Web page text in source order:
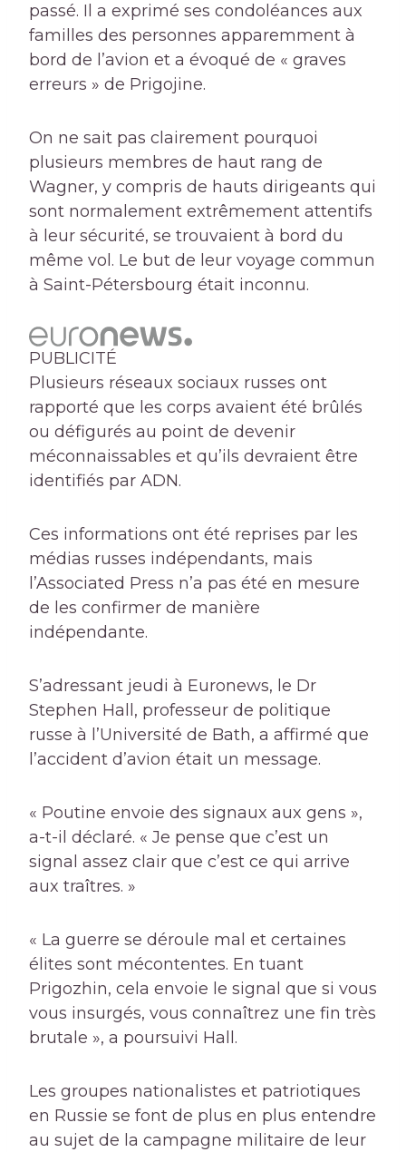
passé. Il a exprimé ses condoléances aux
familles des personnes apparemment à
bord de l’avion et a évoqué de « graves
erreurs » de Prigojine.
On ne sait pas clairement pourquoi
plusieurs membres de haut rang de
Wagner, y compris de hauts dirigeants qui
sont normalement extrêmement attentifs
à leur sécurité, se trouvaient à bord du
même vol. Le but de leur voyage commun
à Saint-Pétersbourg était inconnu.
PUBLICITÉ
Plusieurs réseaux sociaux russes ont
rapporté que les corps avaient été brûlés
ou défigurés au point de devenir
méconnaissables et qu’ils devraient être
identifiés par ADN.
Ces informations ont été reprises par les
médias russes indépendants, mais
l’Associated Press n’a pas été en mesure
de les confirmer de manière
indépendante.
S’adressant jeudi à Euronews, le Dr
Stephen Hall, professeur de politique
russe à l’Université de Bath, a affirmé que
l’accident d’avion était un message.
« Poutine envoie des signaux aux gens »,
a-t-il déclaré. « Je pense que c’est un
signal assez clair que c’est ce qui arrive
aux traîtres. »
« La guerre se déroule mal et certaines
élites sont mécontentes. En tuant
Prigozhin, cela envoie le signal que si vous
vous insurgés, vous connaîtrez une fin très
brutale », a poursuivi Hall.
Les groupes nationalistes et patriotiques
en Russie se font de plus en plus entendre
au sujet de la campagne militaire de leur